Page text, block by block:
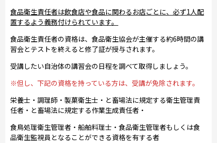
食品衛生責任者は飲食店や食品に関わるお店ごとに、必ず1人配
置するよう義務付けられています。
食品衛生責任者の資格は、食品衛生協会が主催する約6時間の講
習会とテストを終えると修了証が授与されます。
受講したい自治体の講習会の日程を調べて取得しましょう。
※但し、下記の資格を持っている方は、受講が免除されます。
栄養士・調理師・製菓衛生士・と畜場法に規定する衛生管理責
任者・と畜場法に規定する作業生成責任者・
食鳥処理衛生管理者・船舶料理士・食品衛生管理者もしくは食
品衛生監視員となることができる資格を有する者